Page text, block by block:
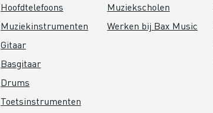
Hoofdtelefoons
Muziekinstrumenten
Gitaar
Basgitaar
Drums
Toetsinstrumenten
Muziekscholen
Werken bij Bax Music